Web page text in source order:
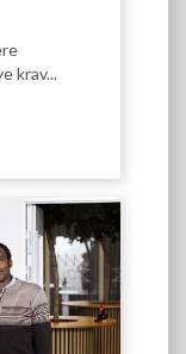
krav...